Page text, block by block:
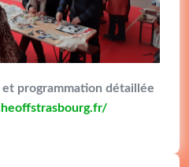
programmation détaillée